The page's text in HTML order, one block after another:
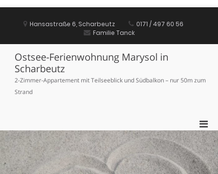
springen Hansastraße 6, Scharbeutz
0171 / 497 60 56
Familie Tanck
Ostsee-Ferienwohnung Marysol in
Scharbeutz
2-Zimmer-Appartement mit Teilseeblick und Südbalkon – nur 50m zum
Strand
für